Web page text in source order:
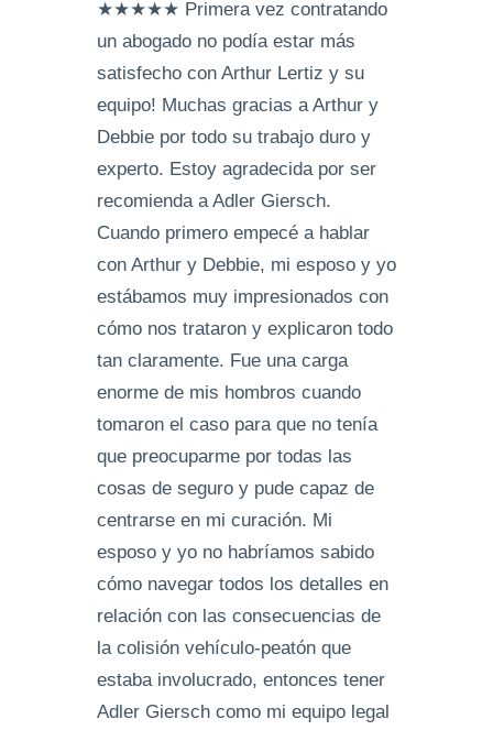
★★★★★ Primera vez contratando
un abogado no podía estar más
satisfecho con Arthur Lertiz y su
equipo! Muchas gracias a Arthur y
Debbie por todo su trabajo duro y
experto. Estoy agradecida por ser
recomienda a Adler Giersch.
Cuando primero empecé a hablar
con Arthur y Debbie, mi esposo y yo
estábamos muy impresionados con
cómo nos trataron y explicaron todo
tan claramente. Fue una carga
enorme de mis hombros cuando
tomaron el caso para que no tenía
que preocuparme por todas las
cosas de seguro y pude capaz de
centrarse en mi curación. Mi
esposo y yo no habríamos sabido
cómo navegar todos los detalles en
relación con las consecuencias de
la colisión vehículo-peatón que
estaba involucrado, entonces tener
Adler Giersch como mi equipo legal